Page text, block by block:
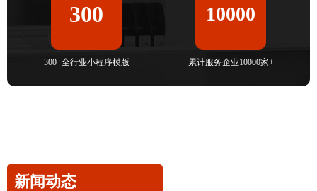
300
300+全行业小程序模版
10000
累计服务企业10000家+
新闻动态